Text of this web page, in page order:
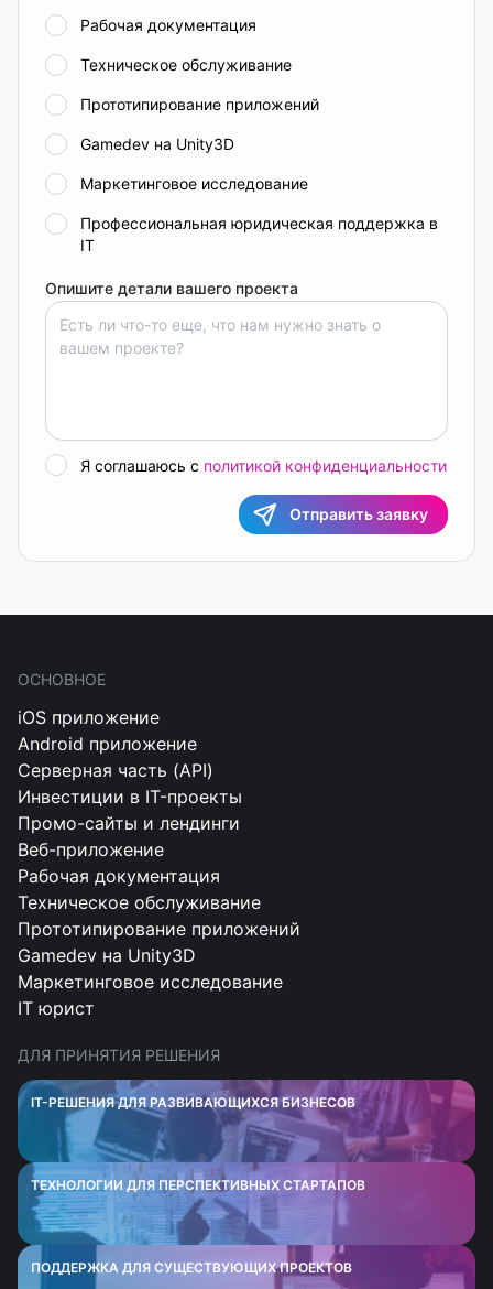
Рабочая документация
Техническое обслуживание
Прототипирование приложений
Gamedev на Unity3D
Маркетинговое исследование
Профессиональная юридическая поддержка в
IT
Опишите детали вашего проекта
Я соглашаюсь с политикой конфиденциальности
Отправить заявку
ОСНОВНОЕ
iOS приложение
Android приложение
Серверная часть (API)
Инвестиции в IT-проекты
Промо-сайты и лендинги
Веб-приложение
Рабочая документация
Техническое обслуживание
Прототипирование приложений
Gamedev на Unity3D
Маркетинговое исследование
IT юрист
ДЛЯ ПРИНЯТИЯ РЕШЕНИЯ
IT-РЕШЕНИЯ ДЛЯ РАЗВИВАЮЩИХСЯ БИЗНЕСОВ
ТЕХНОЛОГИИ ДЛЯ ПЕРСПЕКТИВНЫХ СТАРТАПОВ
ПОДДЕРЖКА ДЛЯ СУЩЕСТВУЮЩИХ ПРОЕКТОВ